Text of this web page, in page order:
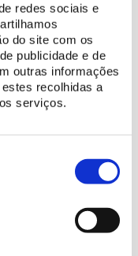
redes sociais e
do site com os
publicidade e de
outras informações
recolhidas a
serviços.
em Portugal, o
que cruza o gótico
Com a
este monumento, a
e
símbolo da